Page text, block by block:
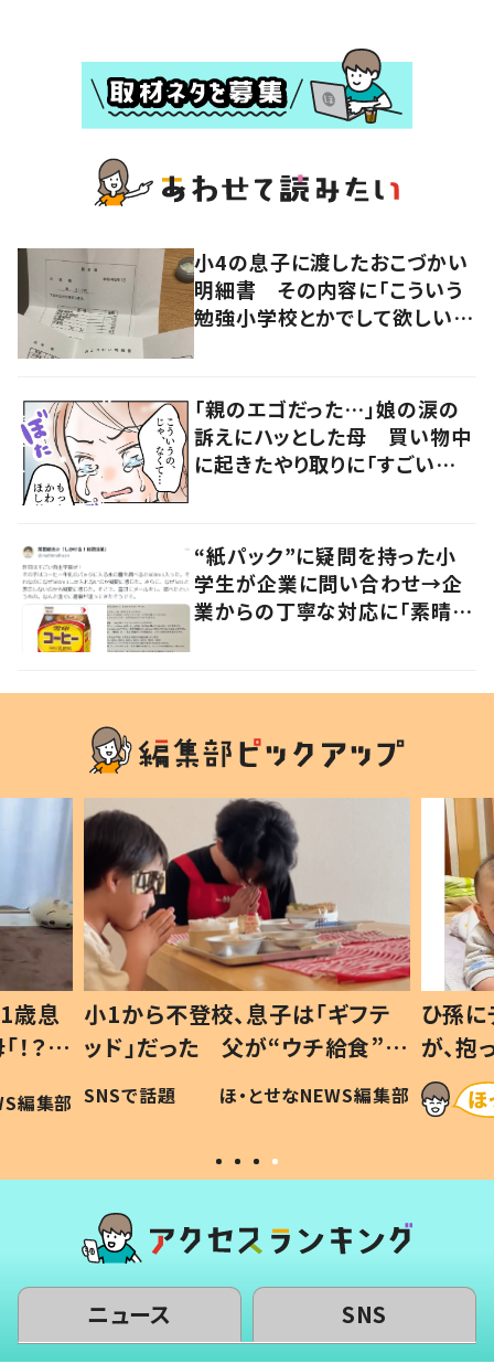
小4の息子に渡したおこづかい
明細書 その内容に「こういう
勉強小学校とかでして欲しい」
「親のエゴだった…」娘の涙の
訴えにハッとした母 買い物中
に起きたやり取りに「すごい分
“紙パック”に疑問を持った小
学生が企業に問い合わせ→企
業からの丁寧な対応に「素晴ら
歳息
？」
編集部
小1から不登校、息子は「ギフテ
ッド」だった 父が“ウチ給食”を
作り続ける理由とは #令和の親
#令和の子
SNSで話題 ほ・とせなNEWS編集部
ひ孫
が、
「涙が
い」
ニュース SNS